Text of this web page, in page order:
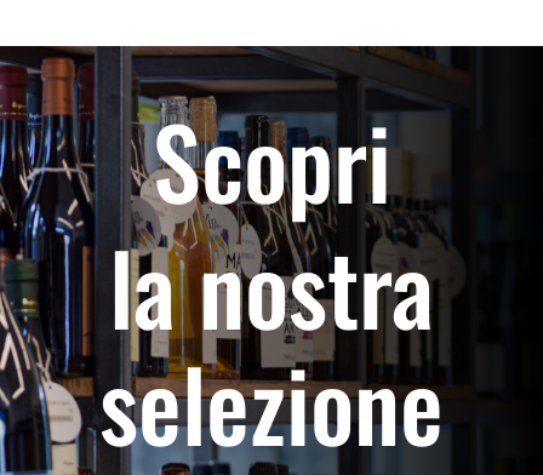
Scopri
la nostra
selezione